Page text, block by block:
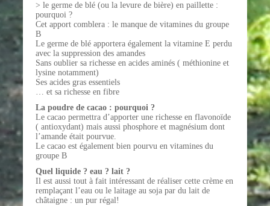
> le germe de blé (ou la levure de bière) en paillette :
pourquoi ?
Cet apport comblera : le manque de vitamines du groupe
B
Le germe de blé apportera également la vitamine E perdu
avec la suppression des amandes
Sans oublier sa richesse en acides aminés ( méthionine et
lysine notamment)
Ses acides gras essentiels
… et sa richesse en fibre
La poudre de cacao : pourquoi ?
Le cacao permettra d’apporter une richesse en flavonoïde
( antioxydant) mais aussi phosphore et magnésium dont
l’amande était pourvue.
Le cacao est également bien pourvu en vitamines du
groupe B
Quel liquide ? eau ? lait ?
Il est aussi tout à fait intéressant de réaliser cette crème en
remplaçant l’eau ou le laitage au soja par du lait de
châtaigne : un pur régal!